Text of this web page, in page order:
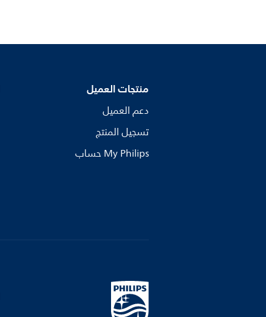
منتجات العميل
دعم العميل
تسجيل المنتج
My Philips حساب